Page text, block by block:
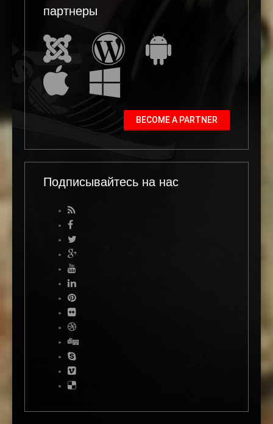
партнеры
BECOME A PARTNER
Подписывайтесь на нас